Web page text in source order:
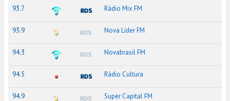
93.7 Rádio Mix FM
93.9 Nova Líder FM
94.3 Novabrasil FM
94.5 Rádio Cultura
94.9 Super Capital FM